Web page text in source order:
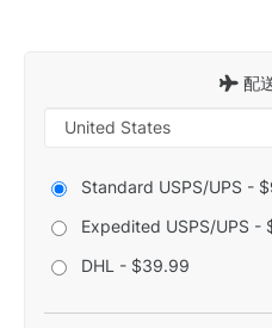
配
Standard USPS/UPS -
Expedited USPS/UPS -
DHL - $39.99